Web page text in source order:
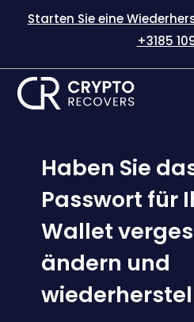
Starten Sie eine
+3185 109
Haben Sie
Passwort für
Wallet
ändern und